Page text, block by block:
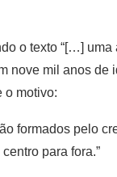
o texto “[…] uma
nove mil anos de
o motivo:
formados pelo
para fora.”